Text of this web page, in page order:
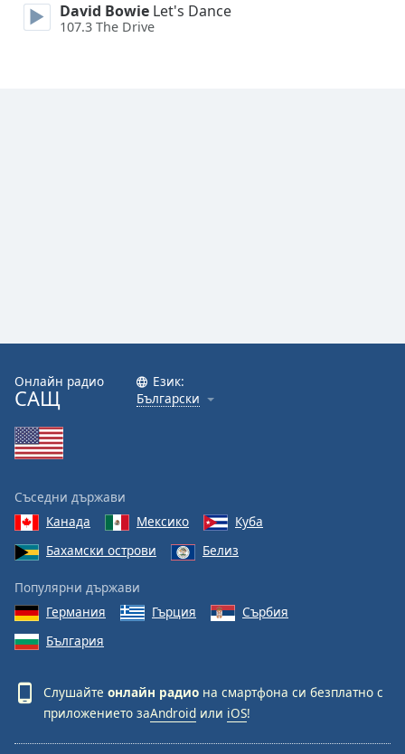
David Bowie Let's Dance
107.3 The Drive
Онлайн радио
САЩ
Език:
Български
Съседни държави
Канада
Мексико
Куба
Бахамски острови
Белиз
Популярни държави
Германия
Гърция
Сърбия
България
Слушайте онлайн радио на смартфона си безплатно с
приложението заAndroid или iOS!